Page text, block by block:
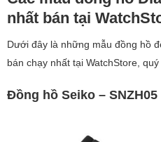
nhất bán tại
Dưới đây là những mẫu đồng hồ
bán chạy nhất tại WatchStore,
Đồng hồ Seiko – SNZH05